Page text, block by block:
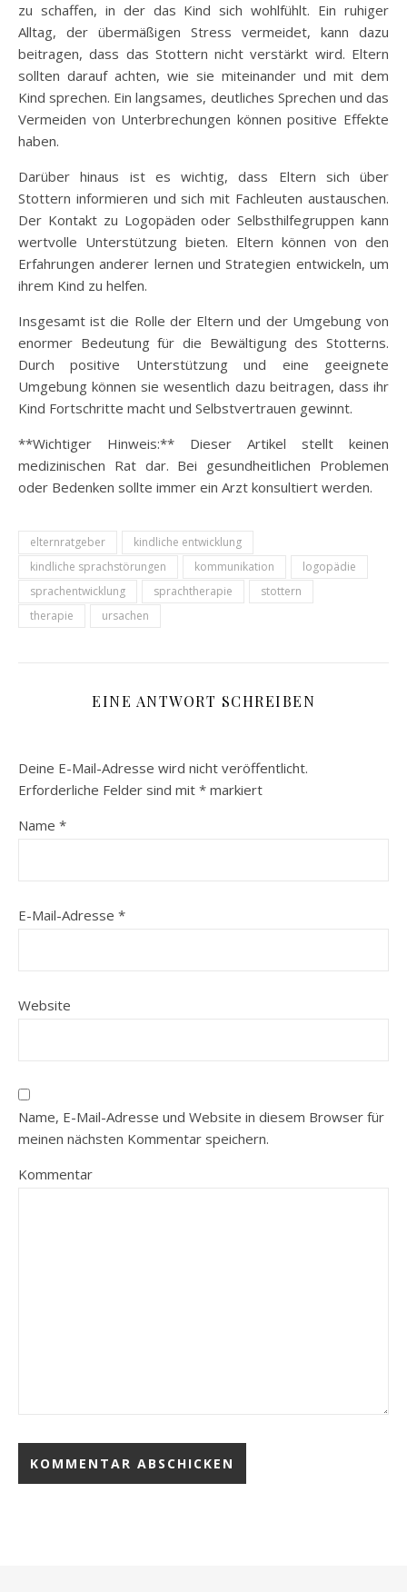
zu schaffen, in der das Kind sich wohlfühlt. Ein ruhiger
Alltag, der übermäßigen Stress vermeidet, kann dazu
beitragen, dass das Stottern nicht verstärkt wird. Eltern
sollten darauf achten, wie sie miteinander und mit dem
Kind sprechen. Ein langsames, deutliches Sprechen und das
Vermeiden von Unterbrechungen können positive Effekte
haben.
Darüber hinaus ist es wichtig, dass Eltern sich über
Stottern informieren und sich mit Fachleuten austauschen.
Der Kontakt zu Logopäden oder Selbsthilfegruppen kann
wertvolle Unterstützung bieten. Eltern können von den
Erfahrungen anderer lernen und Strategien entwickeln, um
ihrem Kind zu helfen.
Insgesamt ist die Rolle der Eltern und der Umgebung von
enormer Bedeutung für die Bewältigung des Stotterns.
Durch positive Unterstützung und eine geeignete
Umgebung können sie wesentlich dazu beitragen, dass ihr
Kind Fortschritte macht und Selbstvertrauen gewinnt.
**Wichtiger Hinweis:** Dieser Artikel stellt keinen
medizinischen Rat dar. Bei gesundheitlichen Problemen
oder Bedenken sollte immer ein Arzt konsultiert werden.
elternratgeber
kindliche entwicklung
kindliche sprachstörungen
kommunikation
logopädie
sprachentwicklung
sprachtherapie
stottern
therapie
ursachen
EINE ANTWORT SCHREIBEN
Deine E-Mail-Adresse wird nicht veröffentlicht.
Erforderliche Felder sind mit * markiert
Name *
E-Mail-Adresse *
Website
Name, E-Mail-Adresse und Website in diesem Browser für
meinen nächsten Kommentar speichern.
Kommentar